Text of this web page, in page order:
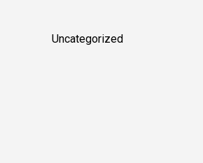
Uncategorized